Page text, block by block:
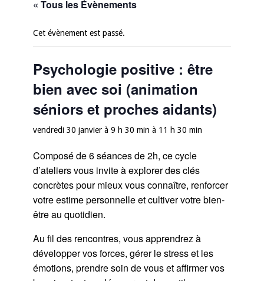
« Tous les Évènements
Cet évènement est passé.
Psychologie positive : être
bien avec soi (animation
séniors et proches aidants)
vendredi 30 janvier à 9 h 30 min à 11 h 30 min
Composé de 6 séances de 2h, ce cycle
d’ateliers vous invite à explorer des clés
concrètes pour mieux vous connaître, renforcer
votre estime personnelle et cultiver votre bien-
être au quotidien.
Au fil des rencontres, vous apprendrez à
développer vos forces, gérer le stress et les
émotions, prendre soin de vous et affirmer vos